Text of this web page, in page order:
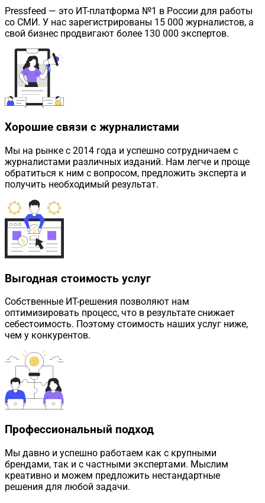
Pressfeed — это ИТ-платформа №1 в России для работы
со СМИ. У нас зарегистрированы 15 000 журналистов, а
свой бизнес продвигают более 130 000 экспертов.
Хорошие связи с журналистами
Мы на рынке с 2014 года и успешно сотрудничаем с
журналистами различных изданий. Нам легче и проще
обратиться к ним с вопросом, предложить эксперта и
получить необходимый результат.
Выгодная стоимость услуг
Собственные ИТ-решения позволяют нам
оптимизировать процесс, что в результате снижает
себестоимость. Поэтому стоимость наших услуг ниже,
чем у конкурентов.
Профессиональный подход
Мы давно и успешно работаем как с крупными
брендами, так и с частными экспертами. Мыслим
креативно и можем предложить нестандартные
решения для любой задачи.